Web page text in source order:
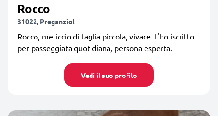
Rocco
31022, Preganziol
Rocco, meticcio di taglia piccola, vivace. L'ho iscritto
per passeggiata quotidiana, persona esperta.
Vedi il suo profilo